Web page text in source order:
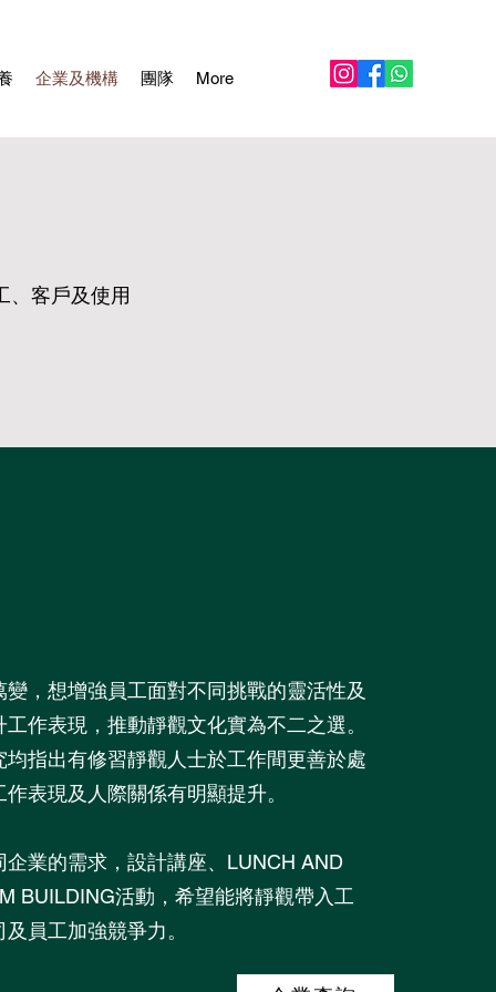
企業及機構 團隊 More
、客戶及使用
，想增強員工面對不同挑戰的靈活性及
作表現，推動靜觀文化實為不二之選。
均指出有修習靜觀人士於工作間更善於處
表現及人際關係有明顯提升。
企業的需求，設計講座、LUNCH AND
BUILDING活動，希望能將靜觀帶入工
員工加強競爭力。